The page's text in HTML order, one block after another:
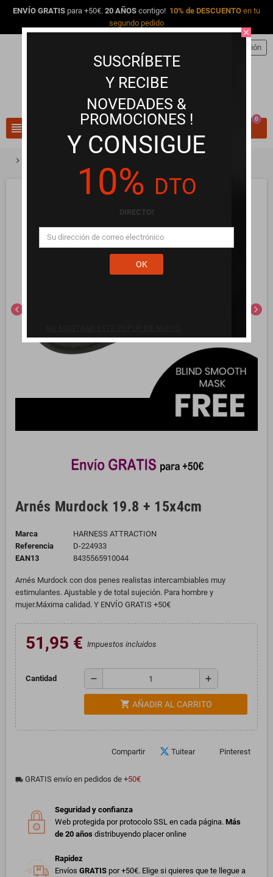
ENVÍO GRATIS para +50€. 20 AÑOS contigo! 10% de DESCUENTO en tu
segundo pedido
view_headline
Iniciar sesión
0
chevron_right
chevron_left chevron_right
Arnés Murdock 19.8 + 15x4cm
Marca
HARNESS ATTRACTION
Referencia
D-224933
EAN13
8435565910044
Arnés Murdock con dos penes realistas intercambiables muy
estimulantes. Ajustable y de total sujeción. Para hombre y
mujer.Máxima calidad. Y ENVÍO GRATIS +50€
51,95 € Impuestos incluidos
Cantidad remove add
shopping_cart AÑADIR AL CARRITO
Compartir Tuitear Pinterest
local_shipping GRATIS envío en pedidos de +50€
Seguridad y confianza
Web protegida por protocolo SSL en cada página. Más
de 20 años distribuyendo placer online
Rapidez
Envíos GRATIS por +50€. Elige si quieres que te llegue a
close
SUSCRÍBETE
Y RECIBE
NOVEDADES &
PROMOCIONES !
Y CONSIGUE
10% DTO
DIRECTO!
OK